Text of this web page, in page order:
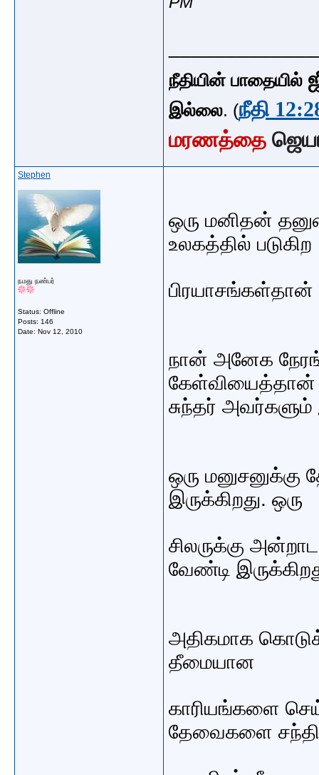
நீதியின் பாதையில்
இல்லை. (நீதி
மரணத்தை
Stephen
நமது நண்பர்
Status: Offline
Posts: 146
Date: Nov 12, 2010
ஒரு மனிதன்
உலகத்தில் படுகிற
பிரயாசங்கள்தான்
நான் அனேக
சுந்தர் அவர்களும்
ஒரு
இருக்கிறது. ஒரு
சிலருக்கு
வேண்டி
அதிகமாக
தீமையான
காரியங்களை
தேவைகளை